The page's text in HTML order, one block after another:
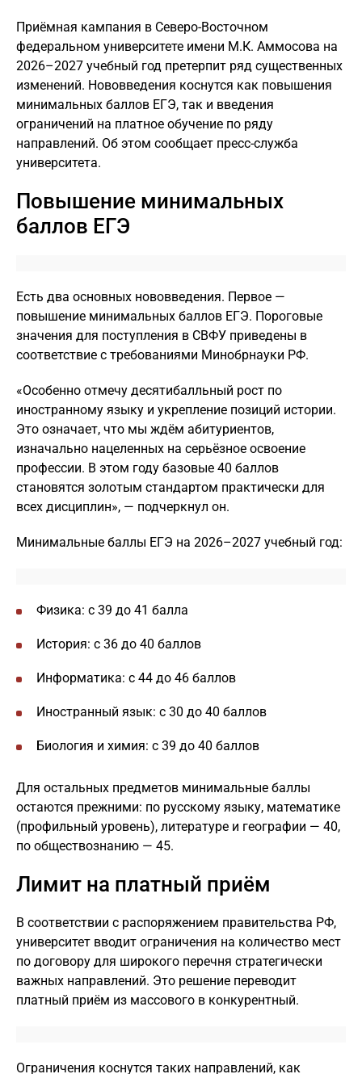
Приёмная кампания в Северо-Восточном
федеральном университете имени М.К. Аммосова на
2026–2027 учебный год претерпит ряд существенных
изменений. Нововведения коснутся как повышения
минимальных баллов ЕГЭ, так и введения
ограничений на платное обучение по ряду
направлений. Об этом сообщает пресс-служба
университета.
Повышение минимальных
баллов ЕГЭ
Есть два основных нововведения. Первое —
повышение минимальных баллов ЕГЭ. Пороговые
значения для поступления в СВФУ приведены в
соответствие с требованиями Минобрнауки РФ.
«Особенно отмечу десятибалльный рост по
иностранному языку и укрепление позиций истории.
Это означает, что мы ждём абитуриентов,
изначально нацеленных на серьёзное освоение
профессии. В этом году базовые 40 баллов
становятся золотым стандартом практически для
всех дисциплин», — подчеркнул он.
Минимальные баллы ЕГЭ на 2026–2027 учебный год:
Физика: с 39 до 41 балла
История: с 36 до 40 баллов
Информатика: с 44 до 46 баллов
Иностранный язык: с 30 до 40 баллов
Биология и химия: с 39 до 40 баллов
Для остальных предметов минимальные баллы
остаются прежними: по русскому языку, математике
(профильный уровень), литературе и географии — 40,
по обществознанию — 45.
Лимит на платный приём
В соответствии с распоряжением правительства РФ,
университет вводит ограничения на количество мест
по договору для широкого перечня стратегически
важных направлений. Это решение переводит
платный приём из массового в конкурентный.
Ограничения коснутся таких направлений, как